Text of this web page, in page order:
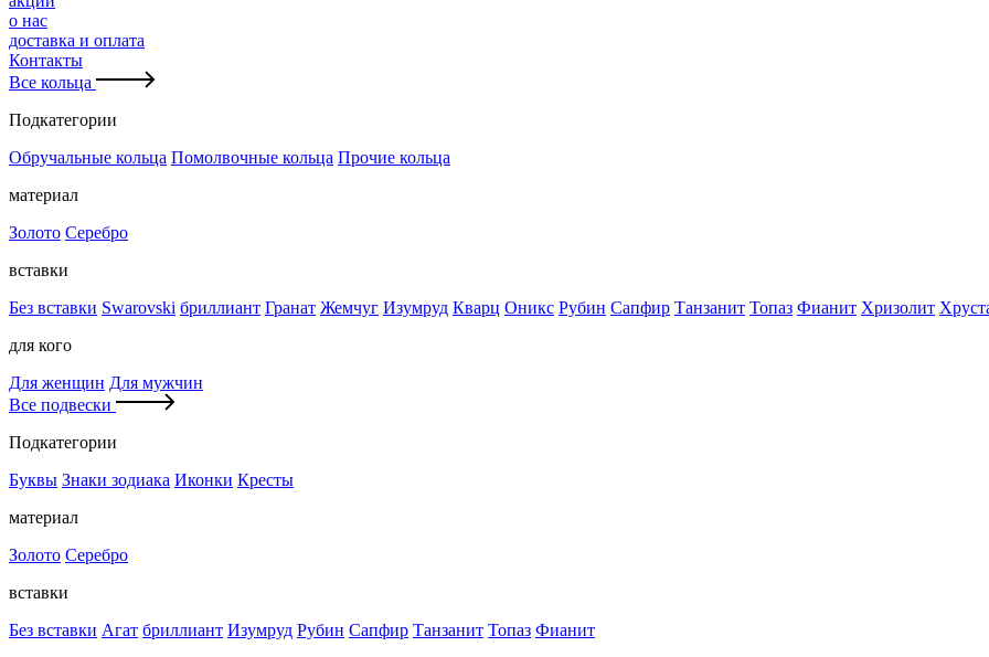
о нас
доставка и оплата
Контакты
Все кольца
Подкатегории
Обручальные кольца Помолвочные кольца Прочие кольца
материал
Золото Серебро
вставки
Без вставки Swarovski бриллиант Гранат Жемчуг Изумруд Кварц Оникс Рубин Сапфир Танзанит Топаз Фианит Хризолит
для кого
Для женщин Для мужчин
Все подвески
Подкатегории
Буквы Знаки зодиака Иконки Кресты
материал
Золото Серебро
вставки
Без вставки Агат бриллиант Изумруд Рубин Сапфир Танзанит Топаз Фианит